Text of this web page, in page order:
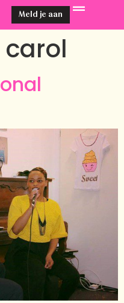
Meld je aan